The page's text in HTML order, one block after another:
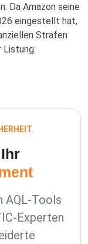
Da Amazon seine
eingestellt hat,
Strafen
Listung.
AQL-Tools
Experten